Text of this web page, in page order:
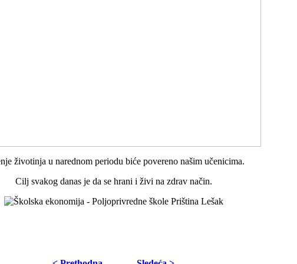
životinja u narednom periodu biće povereno našim učenicima.
Cilj svakog danas je da se hrani i živi na zdrav način.